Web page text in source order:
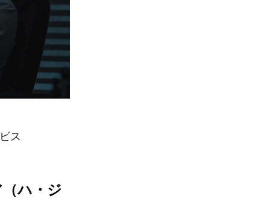
ス
ハ・ジ